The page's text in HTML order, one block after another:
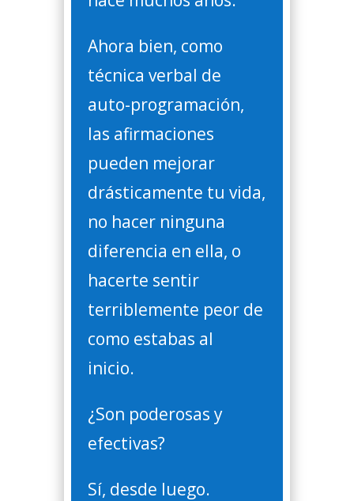
Ahora bien, como
técnica verbal de
auto-programación,
las afirmaciones
pueden mejorar
drásticamente tu vida,
no hacer ninguna
diferencia en ella, o
hacerte sentir
terriblemente peor de
como estabas al
inicio.
¿Son poderosas y
efectivas?
Sí, desde luego.